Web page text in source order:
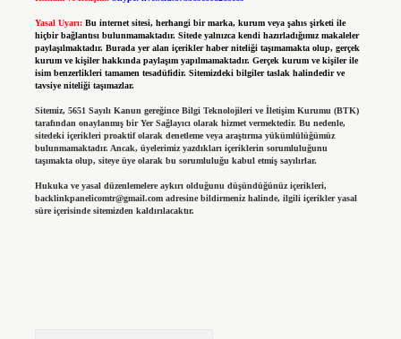
Yasal Uyarı: Bu internet sitesi, herhangi bir marka, kurum veya şahıs şirketi ile
hiçbir bağlantısı bulunmamaktadır. Sitede yalnızca kendi hazırladığımız makaleler
paylaşılmaktadır. Burada yer alan içerikler haber niteliği taşımamakta olup, gerçek
kurum ve kişiler hakkında paylaşım yapılmamaktadır. Gerçek kurum ve kişiler ile
isim benzerlikleri tamamen tesadüfidir. Sitemizdeki bilgiler taslak halindedir ve
tavsiye niteliği taşımazlar.
Sitemiz, 5651 Sayılı Kanun gereğince Bilgi Teknolojileri ve İletişim Kurumu (BTK)
tarafından onaylanmış bir Yer Sağlayıcı olarak hizmet vermektedir. Bu nedenle,
sitedeki içerikleri proaktif olarak denetleme veya araştırma yükümlülüğümüz
bulunmamaktadır. Ancak, üyelerimiz yazdıkları içeriklerin sorumluluğunu
taşımakta olup, siteye üye olarak bu sorumluluğu kabul etmiş sayılırlar.
Hukuka ve yasal düzenlemelere aykırı olduğunu düşündüğünüz içerikleri,
backlinkpanelicomtr@gmail.comadresine bildirmeniz halinde, ilgili içerikler yasal
süre içerisinde sitemizden kaldırılacaktır.